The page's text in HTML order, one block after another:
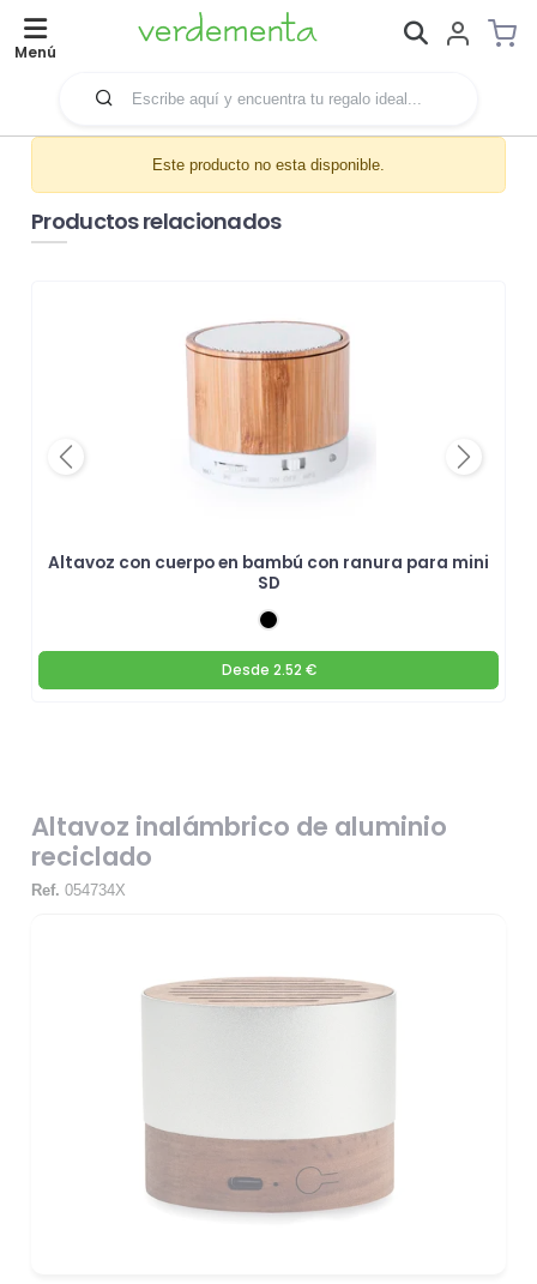
Menú
Este producto no esta disponible.
Productos relacionados
Altavoz con cuerpo en bambú con ranura para mini
SD
Desde 2.52 €
Previous Next
Altavoz inalámbrico de aluminio
reciclado
Ref. 054734X